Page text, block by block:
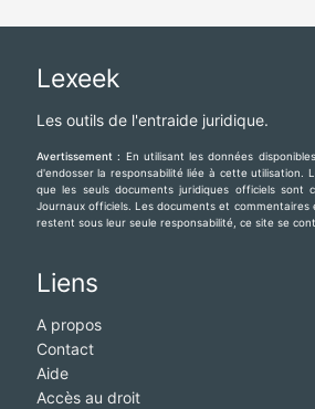
Lexeek
Les outils de l'entraide juridique.
Avertissement : En utilisant les données
d'endosser la responsabilité liée à cette utilisation.
que les seuls documents juridiques officiels sont
Journaux officiels. Les documents et commentaires
restent sous leur seule responsabilité, ce site se
Liens
A propos
Contact
Aide
Accès au droit